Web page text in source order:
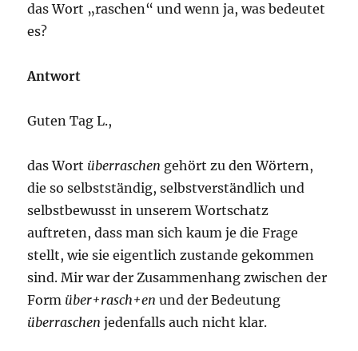
das Wort „raschen“ und wenn ja, was bedeutet
es?
Antwort
Guten Tag L.,
das Wort überraschen gehört zu den Wörtern,
die so selbstständig, selbstverständlich und
selbstbewusst in unserem Wortschatz
auftreten, dass man sich kaum je die Frage
stellt, wie sie eigentlich zustande gekommen
sind. Mir war der Zusammenhang zwischen der
Form über+rasch+en und der Bedeutung
überraschen jedenfalls auch nicht klar.